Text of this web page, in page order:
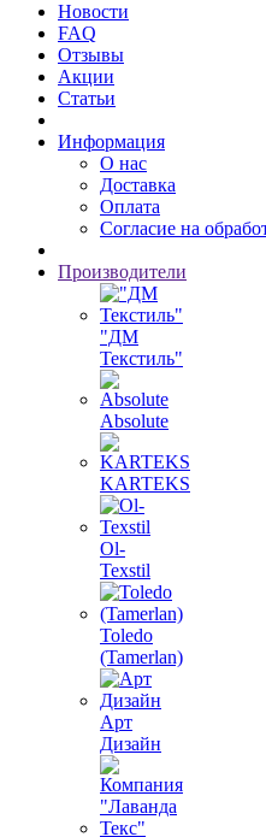
Новости
FAQ
Отзывы
Акции
Статьи
Информация
О нас
Доставка
Оплата
Согласие на
Производители
"ДМ
Текстиль"
Absolute
KARTEKS
Ol-
Texstil
Toledo
(Tamerlan)
Арт
Дизайн